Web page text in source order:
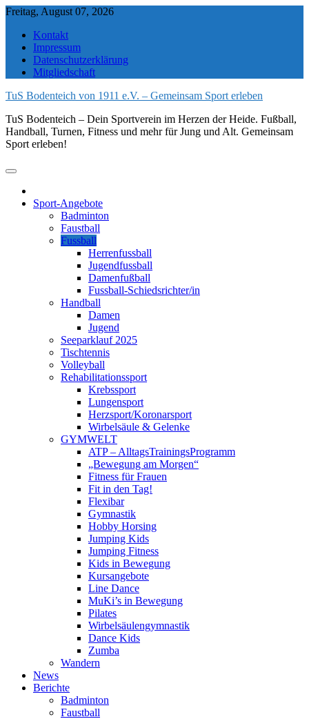
Skip
content
Freitag, August 07, 2026
Kontakt
Impressum
Datenschutzerklärung
Mitgliedschaft
TuS Bodenteich von 1911 e.V. – Gemeinsam Sport erleben
TuS Bodenteich – Dein Sportverein im Herzen der Heide. Fußball,
Handball, Turnen, Fitness und mehr für Jung und Alt. Gemeinsam
Sport erleben!
Sport-Angebote
Badminton
Faustball
Fussball
Herrenfussball
Jugendfussball
Damenfußball
Fussball-Schiedsrichter/in
Handball
Damen
Jugend
Seeparklauf 2025
Tischtennis
Volleyball
Rehabilitationssport
Krebssport
Lungensport
Herzsport/Koronarsport
Wirbelsäule & Gelenke
GYMWELT
ATP – AlltagsTrainingsProgramm
„Bewegung am Morgen“
Fitness für Frauen
Fit in den Tag!
Flexibar
Gymnastik
Hobby Horsing
Jumping Kids
Jumping Fitness
Kids in Bewegung
Kursangebote
Line Dance
MuKi’s in Bewegung
Pilates
Wirbelsäulengymnastik
Dance Kids
Zumba
Wandern
News
Berichte
Badminton
Faustball